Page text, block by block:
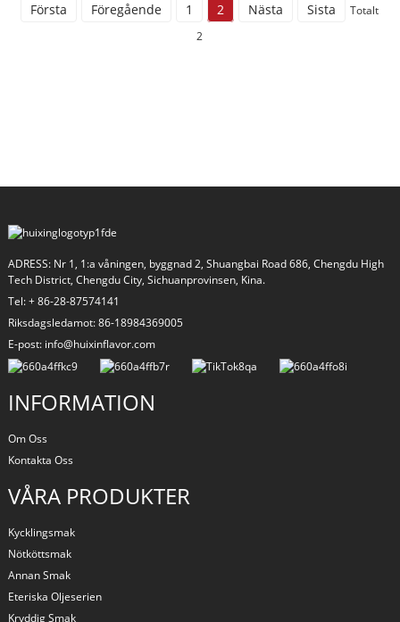
Första Föregående 1 2 Nästa Sista
Totalt
2
ADRESS: Nr 1, 1:a våningen, byggnad 2, Shuangbai Road 686, Chengdu High
Tech District, Chengdu City, Sichuanprovinsen, Kina.
Tel: + 86-28-87574141
Riksdagsledamot: 86-18984369005
E-post: info@huixinflavor.com
INFORMATION
Om Oss
Kontakta Oss
VÅRA PRODUKTER
Kycklingsmak
Nötköttsmak
Annan Smak
Eteriska Oljeserien
Kryddig Smak